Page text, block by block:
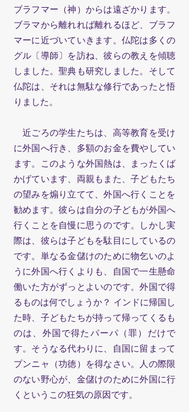
ブラフマー（神）からは遠ざかります。
ブラマから離れれば離れるほど、ブラフ
マーに近づいていきます。仏陀は多くの
グル〔導師〕を訪ね、彼らの教えを傾聴
しました。聖典も研究しました。そして
仏陀は、それは無駄な修行であったと悟
りました。
近ごろの学生たちは、高等教育を受け
に外国へ行き、多額のお金を費やしてい
ます。このような外国熱は、まったくば
かげています、両親もまた、子どもたち
の望みを煽り立てて、外国へ行くことを
勧めます。彼らは自分の子どもが外国へ
行くことを自慢に思うのです。しかし実
際は、彼らは子どもを駄目にしているの
です。単なる金儲けのために物乞いのよ
うに外国へ行くよりも、自国で一生懸命
働いた方がずっとよいのです。外国で得
るものは何でしょうか？ インドに帰国し
た時、子どもたちが持って帰ってくるも
のは、外国で得たパーパ（罪）だけで
す。そうなる代わりに、自国に留まって
プンニャ（功徳）を得なさい。人の際限
のない野心が、金儲けのために外国に行
くというこの狂気の原因です。